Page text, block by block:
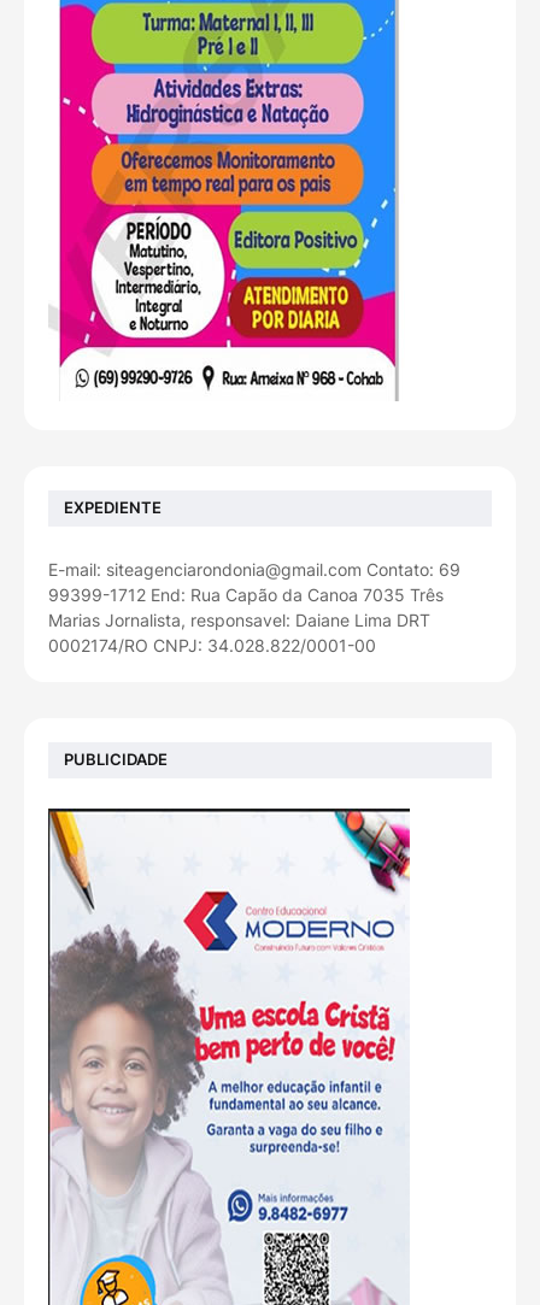
EXPEDIENTE
E-mail: siteagenciarondonia@gmail.com Contato: 69
99399-1712 End: Rua Capão da Canoa 7035 Três
Marias Jornalista, responsavel: Daiane Lima DRT
0002174/RO CNPJ: 34.028.822/0001-00
PUBLICIDADE